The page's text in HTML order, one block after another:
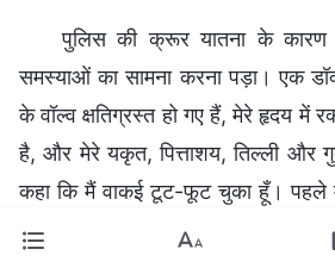
पुलिस की क्रूर यातना के कारण
समस्याओं का सामना करना पड़ा। एक
के वॉल्व क्षतिग्रस्त हो गए हैं, मेरे हृदय में
है, और मेरे यकृत, पित्ताशय, तिल्ली और
कहा कि मैं वाकई टूट-फूट चुका हूँ। पहले
था, लेकिन अब मैं खाली हाथ होकर भी